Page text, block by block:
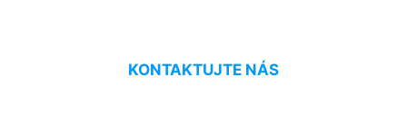
KONTAKTUJTE NÁS